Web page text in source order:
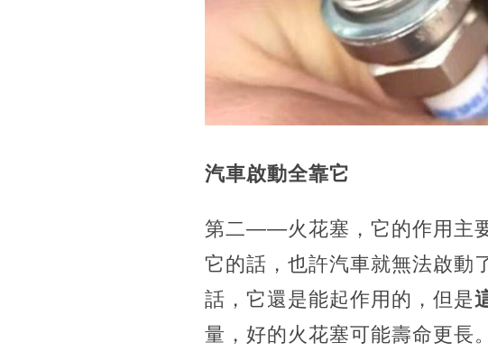
汽車啟動全靠它
第二——火花塞，它的作用主
它的話，也許汽車就無法啟動
話，它還是能起作用的，但是
量，好的火花塞可能壽命更長。